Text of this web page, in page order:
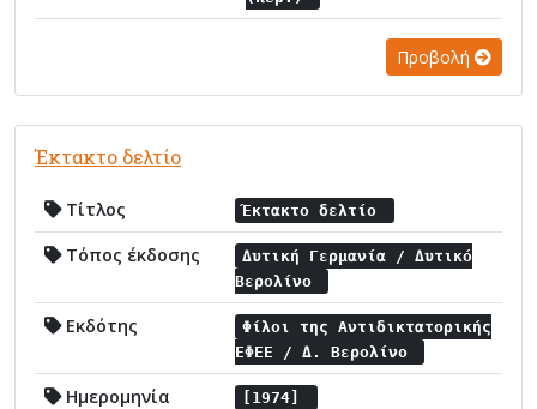
Προβολή
Έκτακτο δελτίο
Τίτλος Έκτακτο δελτίο
Τόπος έκδοσης
Δυτική Γερμανία / Δυτικό
Βερολίνο
Εκδότης
Φίλοι της Αντιδικτατορικής
ΕΦΕΕ / Δ. Βερολίνο
Ημερομηνία [1974]